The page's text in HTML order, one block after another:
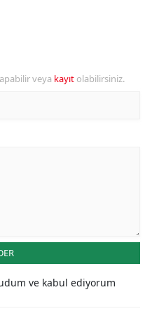
veya kayıt olabilirsiniz.
ve kabul ediyorum